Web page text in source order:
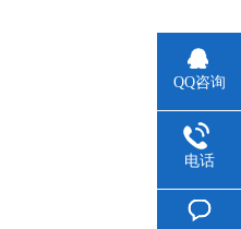
QQ咨询
电话